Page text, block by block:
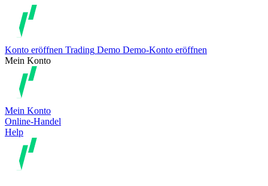
Konto eröffnen Trading Demo Demo-Konto eröffnen
Mein Konto
Mein Konto
Online-Handel
Help